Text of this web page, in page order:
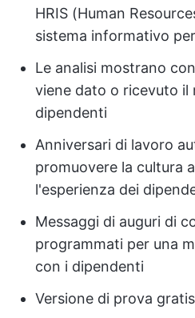
HRIS (Human
sistema informativo
Le analisi mostrano
viene dato o ricevuto il
dipendenti
Anniversari di lavoro
promuovere la cultura
l'esperienza dei
Messaggi di auguri di
programmati per una
con i dipendenti
Versione di prova